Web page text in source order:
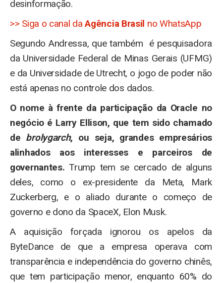
desinformação.
>> Siga o canal daAgência Brasil no WhatsApp
Segundo Andressa, que também é pesquisadora
da Universidade Federal de Minas Gerais (UFMG)
e da Universidade de Utrecht, o jogo de poder não
está apenas no controle dos dados.
O nome à frente da participação da Oracle no
negócio é Larry Ellison, que tem sido chamado
de brolygarch, ou seja, grandes empresários
alinhados aos interesses e parceiros de
governantes. Trump tem se cercado de alguns
deles, como o ex-presidente da Meta, Mark
Zuckerberg, e o aliado durante o começo de
governo e dono da SpaceX, Elon Musk.
A aquisição forçada ignorou os apelos da
ByteDance de que a empresa operava com
transparência e independência do governo chinês,
que tem participação menor, enquanto 60% do